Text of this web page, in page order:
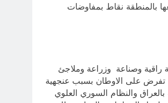
بالمنطقة نقاط بمفاوضات
راقية وصناعة وزراعة وملاجئ
تفرض على الاوطان بسبب عنجهية
والنظام السوري العلوي